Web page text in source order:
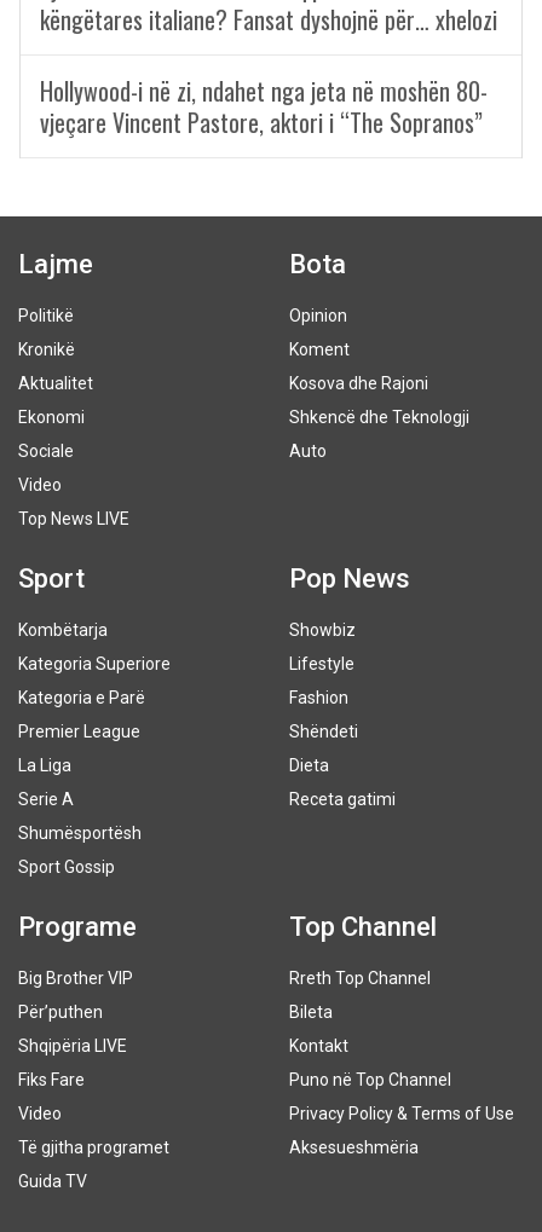
këngëtares italiane? Fansat dyshojnë për… xhelozi
Hollywood-i në zi, ndahet nga jeta në moshën 80-
vjeçare Vincent Pastore, aktori i “The Sopranos”
Lajme
Politikë
Kronikë
Aktualitet
Ekonomi
Sociale
Video
Top News LIVE
Bota
Opinion
Koment
Kosova dhe Rajoni
Shkencë dhe Teknologji
Auto
Sport
Kombëtarja
Kategoria Superiore
Kategoria e Parë
Premier League
La Liga
Serie A
Shumësportësh
Sport Gossip
Pop News
Showbiz
Lifestyle
Fashion
Shëndeti
Dieta
Receta gatimi
Programe
Big Brother VIP
Për’puthen
Shqipëria LIVE
Fiks Fare
Video
Të gjitha programet
Guida TV
Top Channel
Rreth Top Channel
Bileta
Kontakt
Puno në Top Channel
Privacy Policy & Terms of Use
Aksesueshmëria